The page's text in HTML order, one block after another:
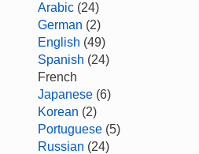
Arabic (24)
German (2)
English (49)
Spanish (24)
French
Japanese (6)
Korean (2)
Portuguese (5)
Russian (24)